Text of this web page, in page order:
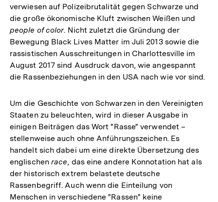
verwiesen auf Polizeibrutalität gegen Schwarze und
die große ökonomische Kluft zwischen Weißen und
people of color. Nicht zuletzt die Gründung der
Bewegung Black Lives Matter im Juli 2013 sowie die
rassistischen Ausschreitungen in Charlottesville im
August 2017 sind Ausdruck davon, wie angespannt
die Rassenbeziehungen in den USA nach wie vor sind.
Um die Geschichte von Schwarzen in den Vereinigten
Staaten zu beleuchten, wird in dieser Ausgabe in
einigen Beiträgen das Wort "Rasse" verwendet –
stellenweise auch ohne Anführungszeichen. Es
handelt sich dabei um eine direkte Übersetzung des
englischen race, das eine andere Konnotation hat als
der historisch extrem belastete deutsche
Rassenbegriff. Auch wenn die Einteilung von
Menschen in verschiedene "Rassen" keine